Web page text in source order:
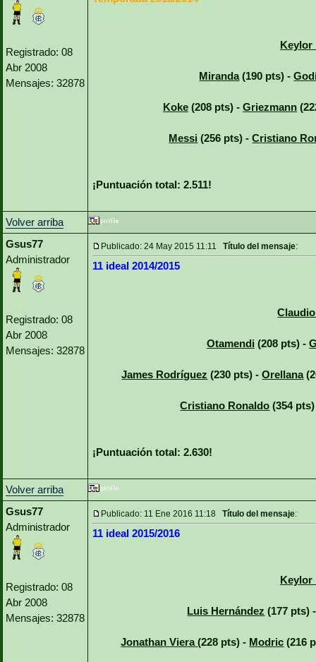
Registrado: 08
Abr 2008
Mensajes: 32878
Keylor
Miranda(190 pts) -
Koke (208 pts) - Griezmann
Messi (256 pts) -Cristiano
¡Puntuación total: 2.511!
Volver arriba
Gsus77
Administrador
Registrado: 08
Abr 2008
Mensajes: 32878
Publicado: 24 May 2015 11:11 Título del mensaje:
11 ideal 2014/2015
Otamendi (208 pts) -
James Rodríguez (230 pts) -Orellana
Cristiano Ronaldo (354
¡Puntuación total: 2.630!
Volver arriba
Gsus77
Administrador
Registrado: 08
Abr 2008
Mensajes: 32878
Publicado: 11 Ene 2016 11:18 Título del mensaje:
11 ideal 2015/2016
Keylor
Luis Hernández (177 pts)
Jonathan Viera(228 pts) - Modric (216